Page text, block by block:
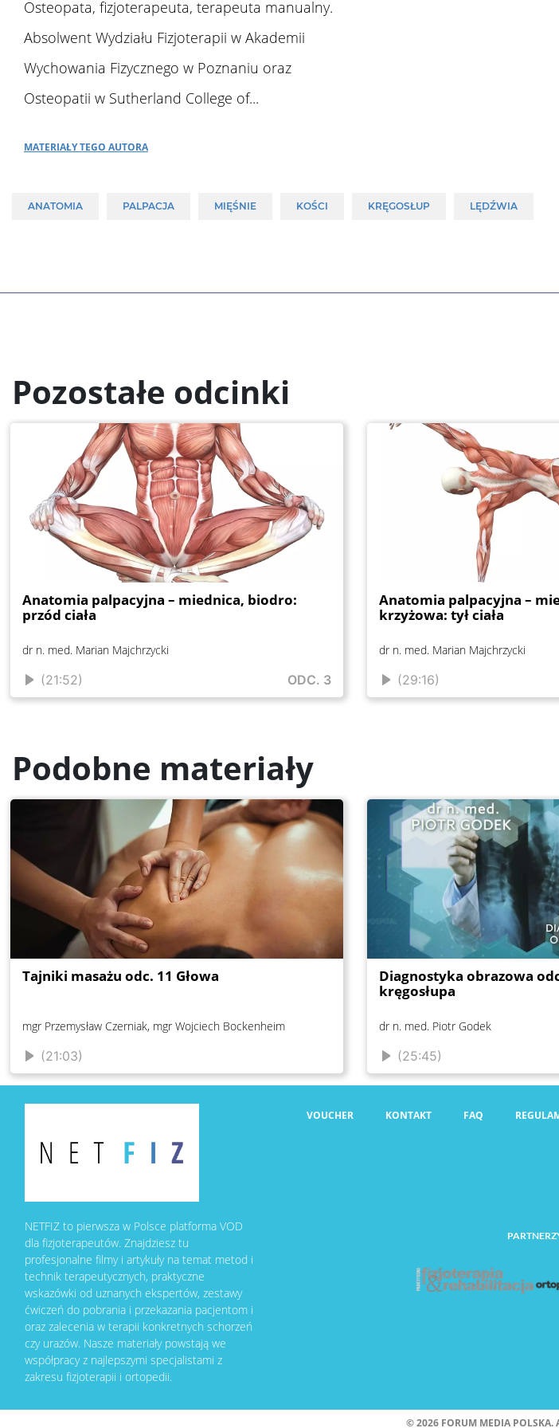
Osteopata, fizjoterapeuta, terapeuta manualny.
Absolwent Wydziału Fizjoterapii w Akademii
Wychowania Fizycznego w Poznaniu oraz
Osteopatii w Sutherland College of...
Materiały tego autora
ANATOMIA PALPACJA MIĘŚNIE KOŚCI KRĘGOSŁUP LĘDŹWIA
Pozostałe odcinki
Anatomia palpacyjna – miednica, biodro:
przód ciała
dr n. med. Marian Majchrzycki
(21:52) ODC. 3
Anatomia palpacyjna –
krzyżowa: tył ciała
dr n. med. Marian Majchrzycki
(29:16)
Podobne materiały
Tajniki masażu odc. 11 Głowa
mgr Przemysław Czerniak, mgr Wojciech Bockenheim
(21:03)
Diagnostyka obrazowa
kręgosłupa
dr n. med. Piotr Godek
(25:45)
NETFIZ to pierwsza w Polsce platforma VOD
dla fizjoterapeutów. Znajdziesz tu
profesjonalne filmy i artykuły na temat metod i
technik terapeutycznych, praktyczne
wskazówki od uznanych ekspertów, zestawy
ćwiczeń do pobrania i przekazania pacjentom i
oraz zalecenia w terapii konkretnych schorzeń
czy urazów. Nasze materiały powstają we
współpracy z najlepszymi specjalistami z
zakresu fizjoterapii i ortopedii.
VOUCHER KONTAKT FAQ
©2026 FORUM MEDIA POLSKA.